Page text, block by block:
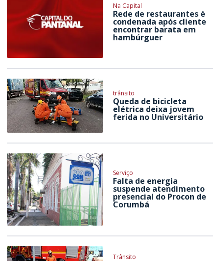
Na Capital
Rede de restaurantes é
condenada após cliente
encontrar barata em
hambúrguer
trânsito
Queda de bicicleta
elétrica deixa jovem
ferida no Universitário
Serviço
Falta de energia
suspende atendimento
presencial do Procon de
Corumbá
Trânsito